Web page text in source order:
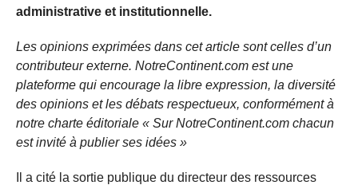
administrative et institutionnelle.
Les opinions exprimées dans cet article sont celles d’un
contributeur externe. NotreContinent.com est une
plateforme qui encourage la libre expression, la diversité
des opinions et les débats respectueux, conformément à
notre charte éditoriale « Sur NotreContinent.com chacun
est invité à publier ses idées »
Il a cité la sortie publique du directeur des ressources